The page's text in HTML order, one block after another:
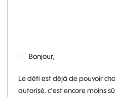
Bonjour,
Le défi est déjà de pouvoir
autorisé, c'est encore moins